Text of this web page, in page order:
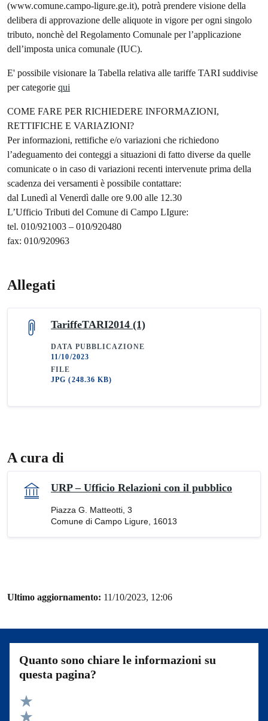
(www.comune.campo-ligure.ge.it), potrà prendere visione della
delibera di approvazione delle aliquote in vigore per ogni singolo
tributo, nonchè del Regolamento Comunale per l’applicazione
dell’imposta unica comunale (IUC).
E' possibile visionare la Tabella relativa alle tariffe TARI suddivise
per categorie qui
COME FARE PER RICHIEDERE INFORMAZIONI,
RETTIFICHE E VARIAZIONI?
Per informazioni, rettifiche e/o variazioni che richiedono
l’adeguamento dei conteggi a situazioni di fatto diverse da quelle
comunicate o in caso di variazioni recenti intervenute prima della
scadenza dei versamenti è possibile contattare:
dal Lunedì al Venerdì dalle ore 9.00 alle 12.30
L’Ufficio Tributi del Comune di Campo LIgure:
tel. 010/921003 – 010/920480
fax: 010/920963
Allegati
TariffeTARI2014 (1)
DATA PUBBLICAZIONE
11/10/2023
FILE
JPG(248.36 KB)
A cura di
URP – Ufficio Relazioni con il pubblico
Piazza G. Matteotti, 3
Comune di Campo Ligure, 16013
Ultimo aggiornamento: 11/10/2023, 12:06
Quanto sono chiare le informazioni su
questa pagina?
Valuta 5 stelle su 5